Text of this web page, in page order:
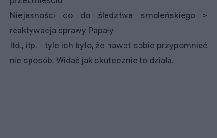
Niejasności co do śledztwa smoleńskiego >
reaktywacja sprawy Papały
Itd., itp. - tyle ich było, że nawet sobie przypomnieć
nie sposób. Widać jak skutecznie to działa.